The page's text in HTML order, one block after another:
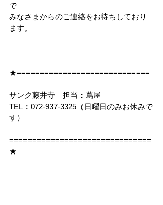
で
みなさまからのご連絡をお待ちしており
ます。
★=============================
サンク藤井寺　担当：蔦屋
TEL：072-937-3325（日曜日のみお休みで
す）
===============================
★